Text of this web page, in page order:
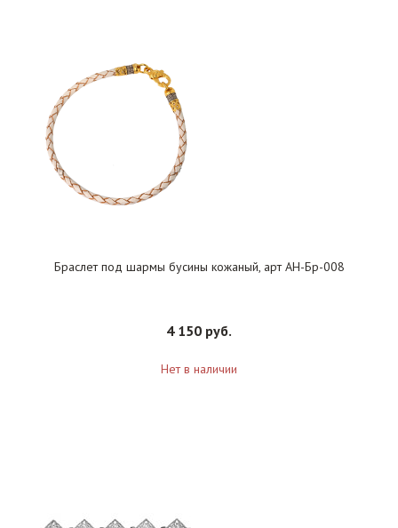
Браслет под шармы бусины кожаный, арт АН-Бр-008
4 150 руб.
Нет в наличии